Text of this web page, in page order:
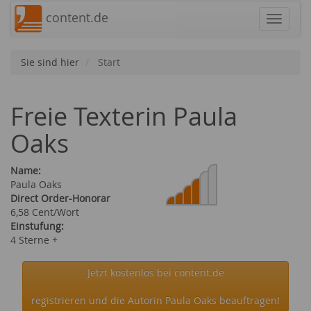
content.de
Sie sind hier Start
Freie Texterin Paula
Oaks
Name:
Paula Oaks
Direct Order-Honorar
6,58 Cent/Wort
Einstufung:
4 Sterne +
Jetzt kostenlos bei content.de
registrieren und die Autorin Paula Oaks beauftragen!